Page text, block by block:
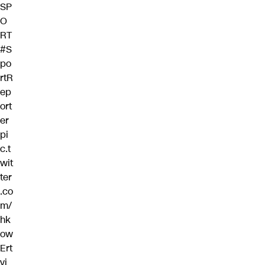
SP
O
RT
#S
po
rtR
ep
ort
er
pi
c.t
wit
ter
.co
m/
hk
ow
Ert
vi